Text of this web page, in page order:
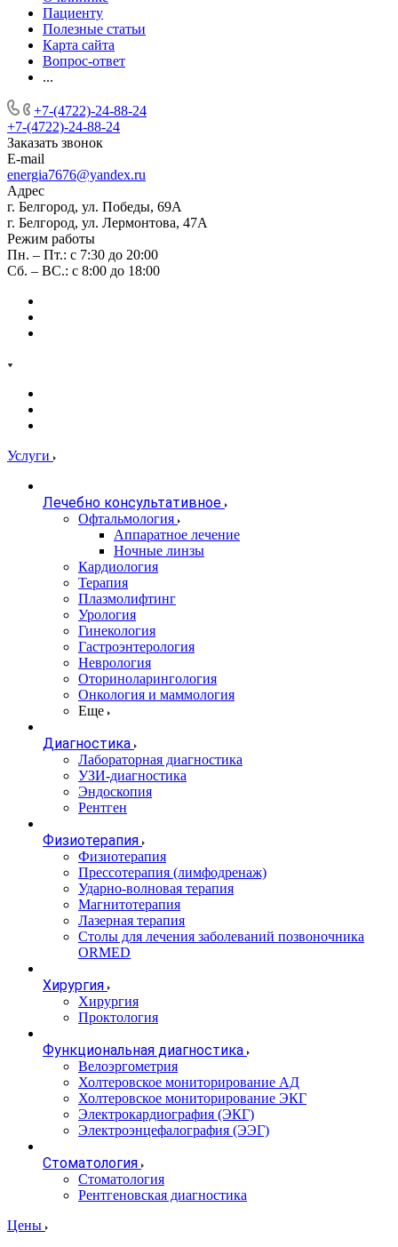
Пациенту
Полезные статьи
Карта сайта
Вопрос-ответ
...
+7-(4722)-24-88-24
+7-(4722)-24-88-24
Заказать звонок
E-mail
energia7676@yandex.ru
Адрес
г. Белгород, ул. Победы, 69А
г. Белгород, ул. Лермонтова, 47А
Режим работы
Пн. – Пт.: с 7:30 до 20:00
Сб. – ВС.: с 8:00 до 18:00
Услуги
Лечебно консультативное
Офтальмология
Аппаратное лечение
Ночные линзы
Кардиология
Терапия
Плазмолифтинг
Урология
Гинекология
Гастроэнтерология
Неврология
Оториноларингология
Онкология и маммология
Еще
Диагностика
Лабораторная диагностика
УЗИ-диагностика
Эндоскопия
Рентген
Физиотерапия
Физиотерапия
Прессотерапия (лимфодренаж)
Ударно-волновая терапия
Магнитотерапия
Лазерная терапия
Столы для лечения заболеваний позвоночника
ORMED
Хирургия
Хирургия
Проктология
Функциональная диагностика
Велоэргометрия
Холтеровское мониторирование АД
Холтеровское мониторирование ЭКГ
Электрокардиография (ЭКГ)
Электроэнцефалография (ЭЭГ)
Стоматология
Стоматология
Рентгеновская диагностика
Цены